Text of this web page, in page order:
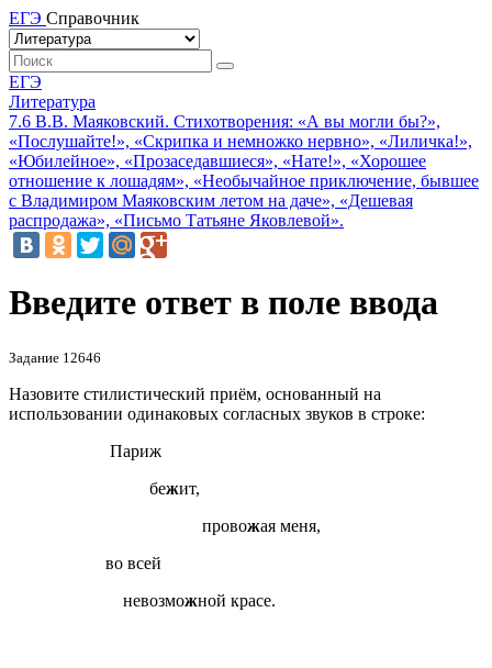
ЕГЭ Справочник
ЕГЭ
Литература
7.6 В.В. Маяковский. Стихотворения: «А вы могли бы?»,
«Послушайте!», «Скрипка и немножко нервно», «Лиличка!»,
«Юбилейное», «Прозаседавшиеся», «Нате!», «Хорошее
отношение к лошадям», «Необычайное приключение, бывшее
с Владимиром Маяковским летом на даче», «Дешевая
распродажа», «Письмо Татьяне Яковлевой».
Введите ответ в поле ввода
Задание 12646
Назовите стилистический приём, основанный на
использовании одинаковых согласных звуков в строке:
Париж
бежит,
провожая меня,
во всей
невозможной красе.